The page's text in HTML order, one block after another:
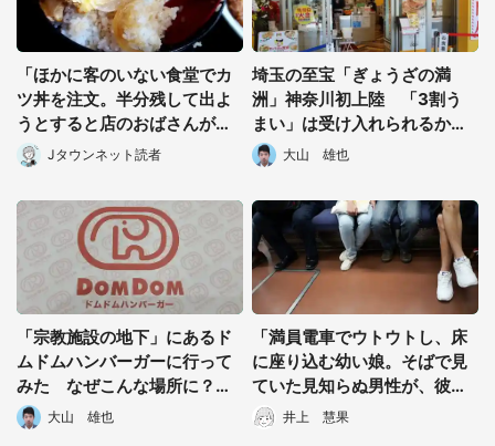
都道府選択
「ほかに客のいない食堂でカ
ツ丼を注文。半分残して出よ
うとすると店のおばさんが
『お兄ちゃん...』」（千葉
県・70歳以上男性）
Jタウンネット読者
埼玉の至宝「ぎょうざの満
洲」神奈川初上陸 「3割う
まい」は受け入れられるか―
―歴史的瞬間に立ち会ってき
た
大山 雄也
「宗教施設の地下」にあるド
ムドムハンバーガーに行って
みた なぜこんな場所に？広
報に聞くと...
大山 雄也
「満員電車でウトウトし、床
に座り込む幼い娘。そばで見
ていた見知らぬ男性が、彼女
を急に抱き上げて...」（三重
県・40代女性）
井上 慧果